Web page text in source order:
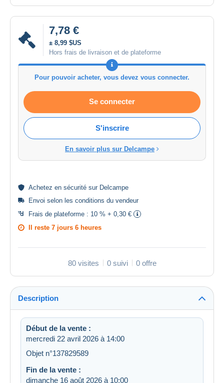
7,78 €
± 8,99 $US
Hors frais de livraison et de plateforme
Pour pouvoir acheter, vous devez vous connecter.
Se connecter
S'inscrire
En savoir plus sur Delcampe
Achetez en sécurité sur Delcampe
Envoi selon les conditions du vendeur
Frais de plateforme : 10 % + 0,30 €
Il reste 7 jours 6 heures
80 visites 0 suivi 0 offre
Description
Début de la vente :
mercredi 22 avril 2026 à 14:00
Objet n°137829589
Fin de la vente :
dimanche 16 août 2026 à 10:00